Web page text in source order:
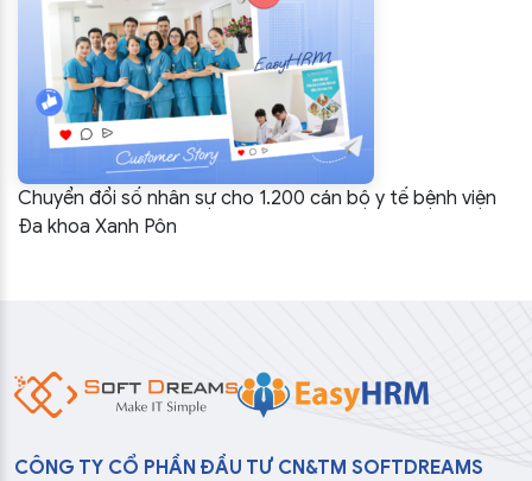
Chuyển đổi số nhân sự cho 1.200 cán bộ y tế bệnh viện
Đa khoa Xanh Pôn
CÔNG TY CỔ PHẦN ĐẦU TƯ CN&TM SOFTDREAMS